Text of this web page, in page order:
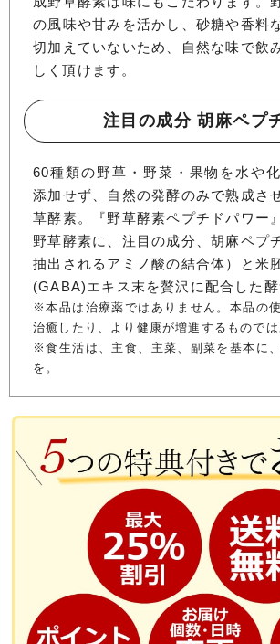
の風味や甘みを活かし、砂糖や香料
切加えていないため、自然な味で飲
しく頂けます。
注目の成分 胡麻ペプ
60種類の野草・野菜・果物を水や
添加せず、自然の発酵のみで熟成さ
草酵素。『野草酵素ペプチドパワー
野草酵素に、注目の成分、胡麻ペプ
抽出されるアミノ酸の結合体）と米
(GABA)エキス末を贅沢に配合した酵
※本品は治療薬ではありません。本品の
治癒したり、より健康が増進するものでは
※食生活は、主食、主菜、副菜を基本に
を。